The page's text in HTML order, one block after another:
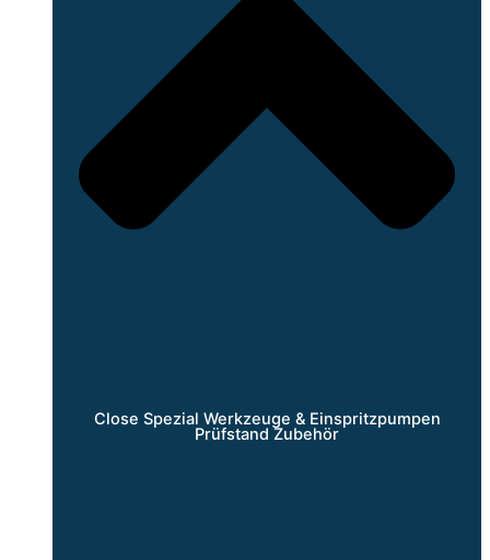
Close Spezial Werkzeuge & Einspritzpumpen
Prüfstand Zubehör